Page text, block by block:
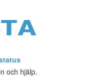
och hjälp.